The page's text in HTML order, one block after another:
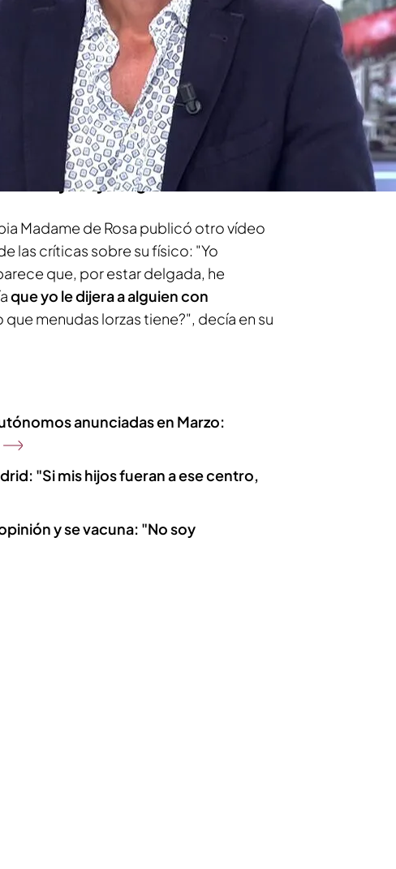
al día', a la que se han unido
o Frank Blanco, ha comentado la última
Rosa en sus redes sociales.
la que llevaba un vestido asimétrico
y ha recibido, según ella misma
su
"extremada delgadez".
estoy muy delgado"
Madame de Rosa publicó otro vídeo
las críticas sobre su físico: "Yo
que, por estar delgada, he
que yo le dijera a alguien con
que menudas lorzas tiene?", decía en su
anunciadas en Marzo:
"Si mis hijos fueran a ese centro,
y se vacuna: "No soy